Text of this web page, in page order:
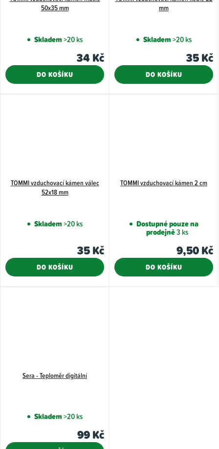
50x35 mm
Skladem>20 ks
34 Kč
DO KOŠÍKU
mm
Skladem>20 ks
35 Kč
DO KOŠÍKU
TOMMI vzduchovací kámen válec
52x18 mm
Skladem>20 ks
35 Kč
DO KOŠÍKU
TOMMI vzduchovací kámen 2 cm
Dostupné pouze na
prodejně3 ks
9,50 Kč
DO KOŠÍKU
Sera - Teploměr digitální
Skladem>20 ks
99 Kč